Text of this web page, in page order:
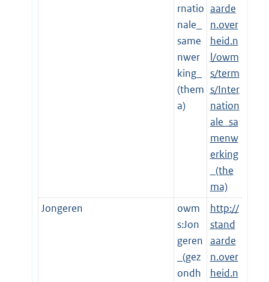
rnatio
nale_
same
nwer
king_
(them
a)
aarde
n.over
heid.n
l/owm
s/term
s/Inter
nation
ale_sa
menw
erking
_(the
ma)
Jongeren
owm
s:Jon
geren
_(gez
ondh
http://
stand
aarde
n.over
heid.n